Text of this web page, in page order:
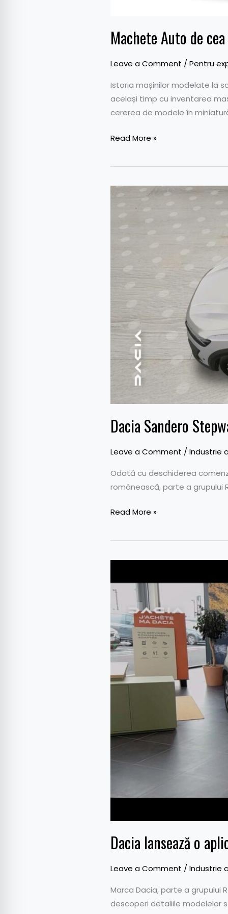
Machete Auto de
Leave a Comment / Pentru
Istoria mașinilor modelate la
același timp cu inventarea
cererea de modele în
Read More »
Dacia Sandero
Leave a Comment / Industrie
Odată cu deschiderea
românească, parte a grupului
Dacia
Sandero
Stepway
echipamente
Read More »
Dacia lansează o
Leave a Comment / Industrie
Marca Dacia, parte a
descoperi detaliile modelelor
lansează
o
aplicație
de
realitate
augmentată